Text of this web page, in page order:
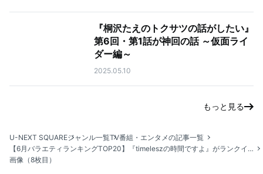
『桐沢たえのトクサツの話がしたい』
第6回・第1話が神回の話 ～仮面ライ
ダー編～
2025.05.10
もっと見る
U-NEXT SQUAREジャンル一覧TV番組・エンタメの記事一覧
【6月バラエティランキングTOP20】『timeleszの時間ですよ』がランクイン！
画像（8枚目）